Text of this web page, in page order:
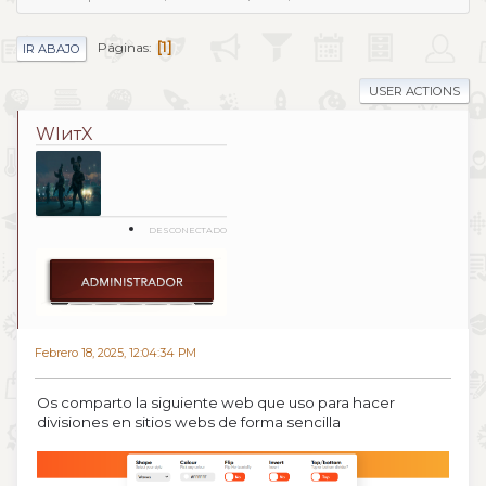
IR ABAJO Páginas 1
USER ACTIONS
WIитX
DESCONECTADO
Febrero 18, 2025, 12:04:34 PM
Os comparto la siguiente web que uso para hacer
divisiones en sitios webs de forma sencilla